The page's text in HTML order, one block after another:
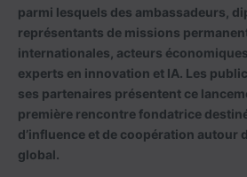
parmi lesquels des ambassadeurs,
représentants de missions
internationales, acteurs
experts en innovation et IA. Les
ses partenaires présentent ce
première rencontre fondatrice
d’influence et de coopération autour
global.